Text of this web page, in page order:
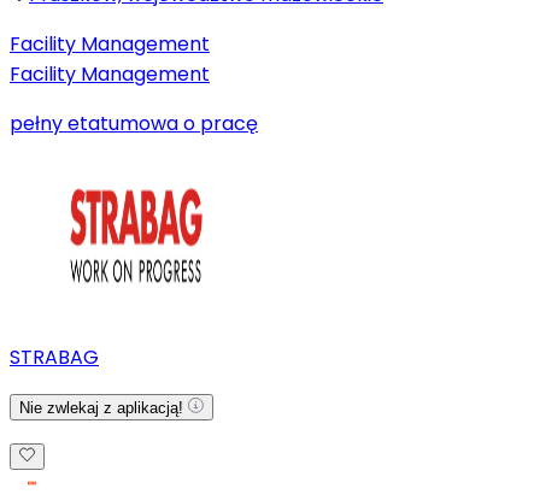
Facility Management
Facility Management
pełny etatumowa o pracę
STRABAG
Nie zwlekaj z aplikacją!